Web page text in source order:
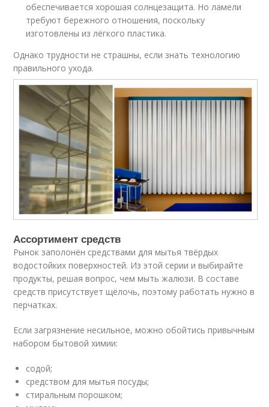
обеспечивается хорошая солнцезащита. Но ламели
требуют бережного отношения, поскольку
изготовлены из лёгкого пластика.
Однако трудности не страшны, если знать технологию
правильного ухода.
Ассортимент средств
Рынок заполонён средствами для мытья твёрдых
водостойких поверхностей. Из этой серии и выбирайте
продукты, решая вопрос, чем мыть жалюзи. В составе
средств присутствует щёлочь, поэтому работать нужно в
перчатках.
Если загрязнение несильное, можно обойтись привычным
набором бытовой химии:
содой;
средством для мытья посуды;
стиральным порошком;